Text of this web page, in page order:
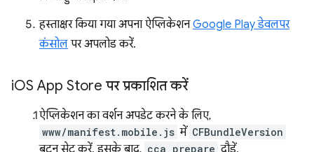
हस्ताक्षर किया गया अपना ऐप्लिकेशनGoogle Play डेवलपर
कंसोल पर अपलोड करें.
iOS App Store पर प्रकाशित करें
ऐप्लिकेशन का वर्शन अपडेट करने के लिए,
www/manifest.mobile.js में CFBundleVersion
cca prepare